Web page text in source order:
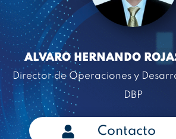
ALVARO HERNANDO
Director de Operaciones y
DBP
Contacto